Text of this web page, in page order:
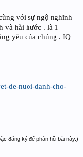
với sự ngộ nghĩnh
và hài hước . là 1
yêu của chúng . IQ
de-nuoi-danh-cho-
đăng ký để phản hồi bài này.)